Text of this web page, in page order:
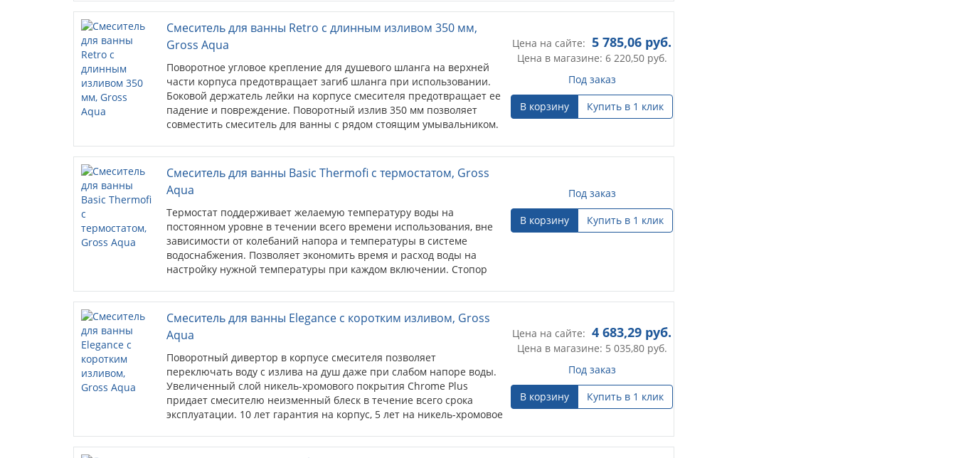
Смеситель для ванны Retro с длинным изливом 350 мм,
Gross Aqua
Поворотное угловое крепление для душевого шланга на верхней
части корпуса предотвращает загиб шланга при использовании.
Боковой держатель лейки на корпусе смесителя предотвращает ее
падение и повреждение. Поворотный излив 350 мм позволяет
совместить смеситель для ванны с рядом стоящим умывальником.
Цена на сайте: 5 785,06 руб.
Цена в магазине: 6 220,50руб.
Под заказ
В корзину
Купить в 1 клик
Смеситель для ванны Basic Thermofi с термостатом, Gross
Aqua
Термостат поддерживает желаемую температуру воды на
постоянном уровне в течении всего времени использования, вне
зависимости от колебаний напора и температуры в системе
водоснабжения. Позволяет экономить время и расход воды на
настройку нужной температуры при каждом включении. Стопор
Под заказ
В корзину
Купить в 1 клик
Смеситель для ванны Elegance с коротким изливом, Gross
Aqua
Поворотный дивертор в корпусе смесителя позволяет
переключать воду с излива на душ даже при слабом напоре воды.
Увеличенный слой никель-хромового покрытия Chrome Plus
придает смесителю неизменный блеск в течение всего срока
эксплуатации. 10 лет гарантия на корпус, 5 лет на никель-хромовое
Цена на сайте: 4 683,29 руб.
Цена в магазине: 5 035,80руб.
Под заказ
В корзину
Купить в 1 клик